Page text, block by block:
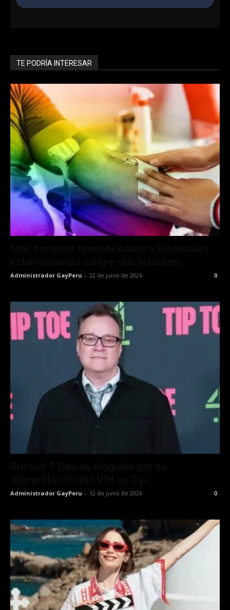
Entrar ahora
TE PODRÍA INTERESAR
Administrador GayPeru - 22 de junio de 2026 0
Administrador GayPeru - 12 de junio de 2026 0